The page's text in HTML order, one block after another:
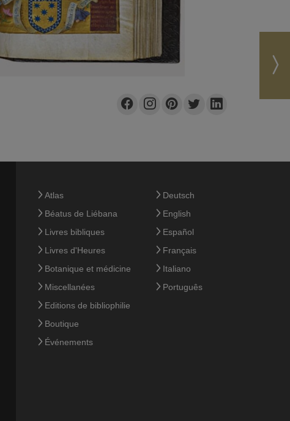
Atlas
Béatus de Liébana
Livres bibliques
Livres d'Heures
Botanique et médicine
Miscellanées
Editions de bibliophilie
Boutique
Événements
Deutsch
English
Español
Français
Italiano
Português